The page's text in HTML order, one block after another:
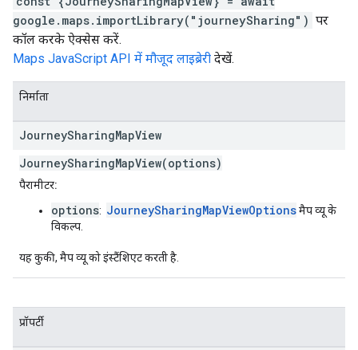
google.maps.importLibrary("journeySharing") पर
कॉल करके ऐक्सेस करें.
Maps JavaScript API में मौजूद लाइब्रेरी देखें.
निर्माता
JourneySharingMapView
JourneySharingMapView(options)
पैरामीटर:
options: JourneySharingMapViewOptionsमैप व्यू के
विकल्प.
यह कुकी, मैप व्यू को इंस्टैंशिएट करती है.
प्रॉपर्टी